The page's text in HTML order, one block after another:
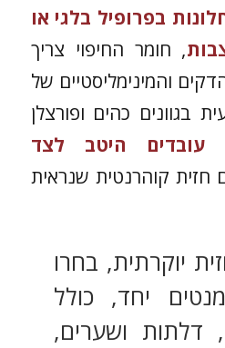
בפרופיל בלגי או
, חומר החיפוי צריך
והמינימליסטיים של
בגוונים כהים ופורצלן
עובדים היטב לצד
חזית קוהרנטית שנראית
יוקרתית, בחרו
יחד, כולל
דלתות ושערים,